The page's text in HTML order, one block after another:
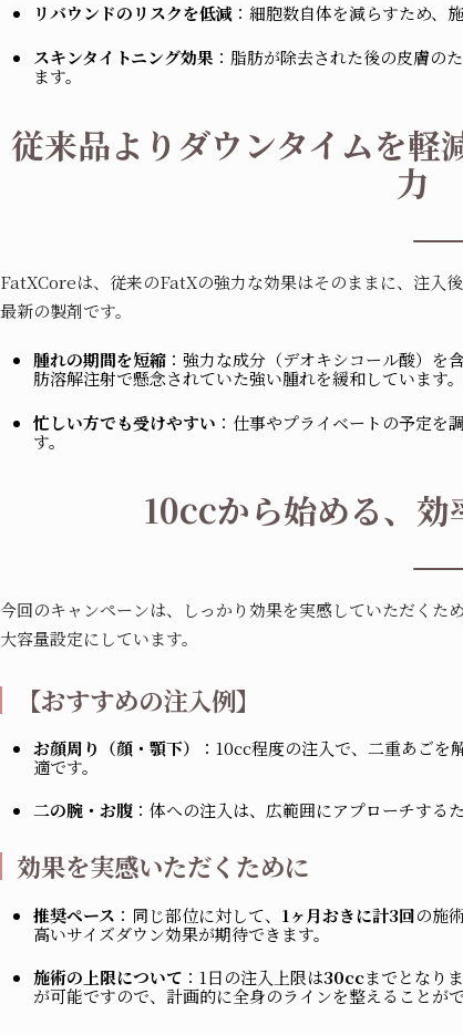
リバウンドのリスクを低減：細胞数自体を減らすため、
スキンタイトニング効果 ：脂肪が除去された後の皮膚の
ます。
従来品よりダウンタイムを軽
力
FatXCoreは、従来のFatXの強力な効果はそのままに、注入
最新の製剤です。
腫れの期間を短縮：強力な成分（デオキシコール酸）を
肪溶解注射で懸念されていた強い腫れを緩和しています。
忙しい方でも受けやすい ：仕事やプライベートの予定を
す。
10ccから始める、
今回のキャンペーンは、しっかり効果を実感していただくた
大容量設定にしています。
【おすすめの注入例】
お顔周り（顔・顎下）
：10cc程度の注入で、二重あご
適です。
二の腕・お腹：体への注入は、広範囲にアプローチする
効果を実感いただくために
推奨ペース ：同じ部位に対して、 1ヶ月おきに計3回の施
高いサイズダウン効果が期待できます。
施術の上限について ：1日の注入上限は30ccまでとなり
が可能ですので、計画的に全身のラインを整えることがで